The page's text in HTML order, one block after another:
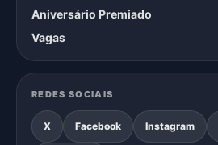
Aniversário Premiado
Vagas
REDES SOCIAIS
X Facebook Instagram